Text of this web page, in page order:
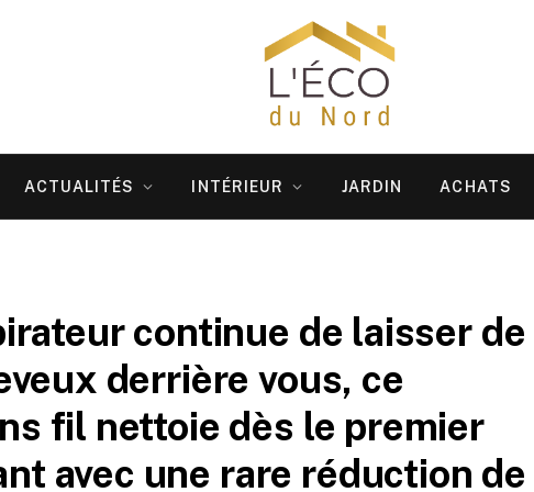
ACTUALITÉS INTÉRIEUR JARDIN ACHATS
continue de laisser de
derrière vous, ce
fil nettoie dès le premier
avec une rare réduction de